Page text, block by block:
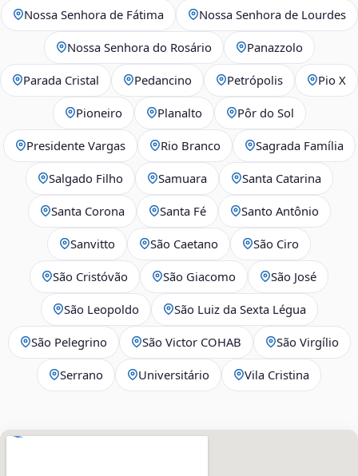
Nossa Senhora de Fátima Nossa Senhora de Lourdes
Nossa Senhora do Rosário Panazzolo
Parada Cristal Pedancino Petrópolis Pio X
Pioneiro Planalto Pôr do Sol
Presidente Vargas Rio Branco Sagrada Família
Salgado Filho Samuara Santa Catarina
Santa Corona Santa Fé Santo Antônio
Sanvitto São Caetano São Ciro
São Cristóvão São Giacomo São José
São Leopoldo São Luiz da Sexta Légua
São Pelegrino São Victor COHAB São Virgílio
Serrano Universitário Vila Cristina